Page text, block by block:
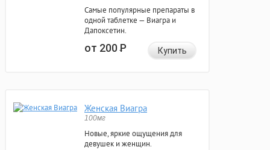
Самые популярные препараты в
одной таблетке — Виагра и
Дапоксетин.
от 200Р Купить
Женская Виагра
100мг
Новые, яркие ощущения для
девушек и женщин.